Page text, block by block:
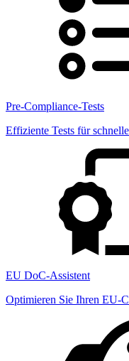
Pre-Compliance-Tests
Effiziente Tests für
EU DoC-Assistent
Optimieren Sie Ihren EU-